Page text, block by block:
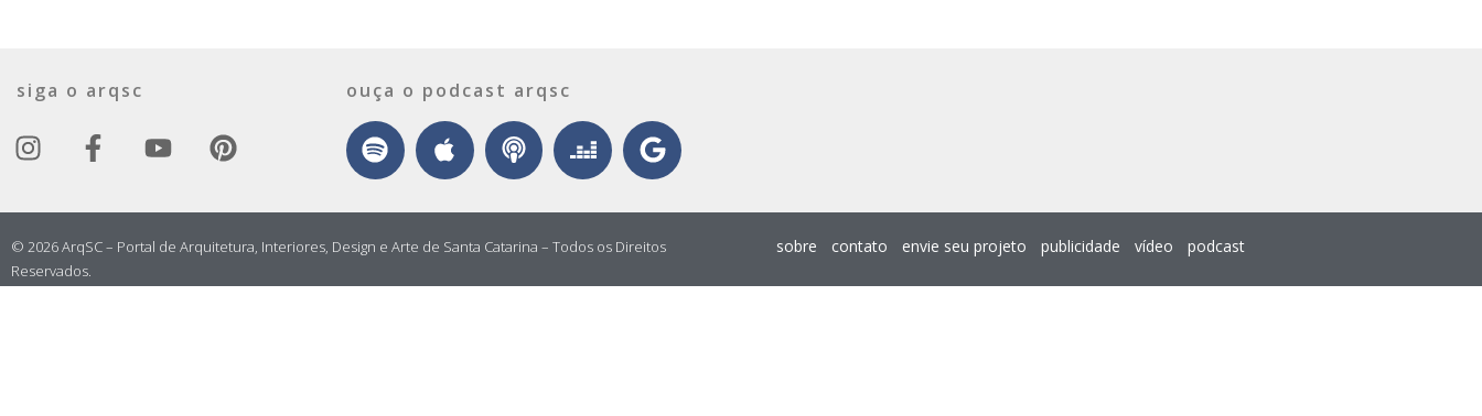
siga o arqsc ouça o podcast arqsc
© 2026 ArqSC – Portal de Arquitetura, Interiores, Design e Arte de Santa Catarina – Todos os Direitos
Reservados.
sobre contato envie seu projeto publicidade vídeo podcast